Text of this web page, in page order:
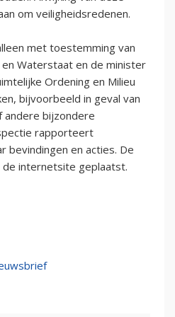
om veiligheidsredenen.
met toestemming van
Waterstaat en de minister
Ordening en Milieu
bijvoorbeeld in geval van
andere bijzondere
rapporteert
bevindingen en acties. De
internetsite geplaatst.